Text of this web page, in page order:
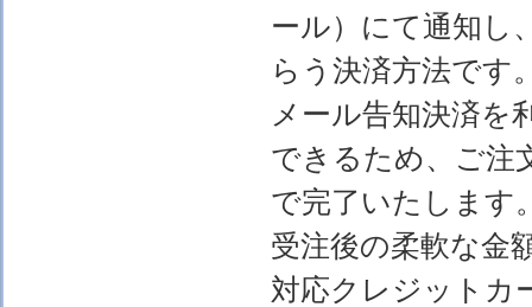
ール）にて通知し
らう決済方法です
メール告知決済を
できるため、ご注
で完了いたします
受注後の柔軟な金
対応クレジットカ